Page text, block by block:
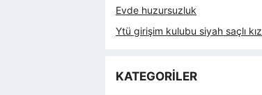
Evde huzursuzluk
Ytü girişim kulubu siyah saçlı kız
KATEGORİLER